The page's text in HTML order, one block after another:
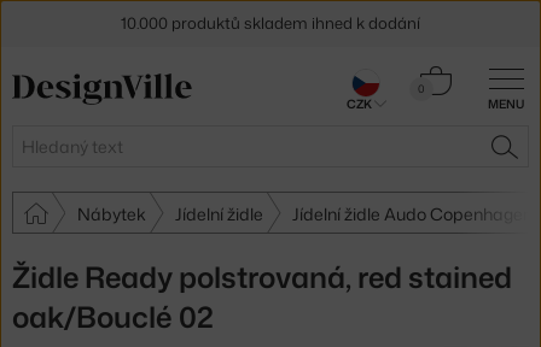
MENU
Hledat
0
Košík
Nábytek Jídelní židle Jídelní židle Audo Copenhagen
Židle Ready polstrovaná, red stained
oak/Bouclé 02
10.000 produktů skladem ihned k dodání
Sleva 5 % pro odběratele
CZK